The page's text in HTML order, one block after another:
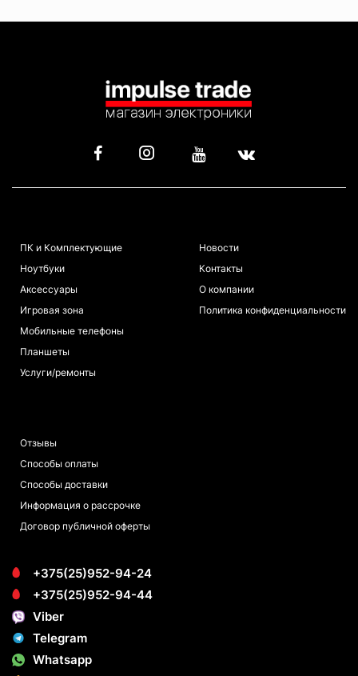
ПК и Комплектующие
Ноутбуки
Аксессуары
Игровая зона
Мобильные телефоны
Планшеты
Услуги/ремонты
Новости
Контакты
О компании
Политика конфиденциальности
Отзывы
Способы оплаты
Способы доставки
Информация о рассрочке
Договор публичной оферты
+375(25)952-94-24
+375(25)952-94-44
Viber
Telegram
Whatsapp